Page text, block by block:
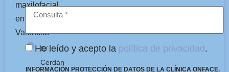
maxilofacial
en
Valencia.
C/
Cerdán
He leído y acepto la política de privacidad .
INFORMACIÓN PROTECCIÓN DE DATOS DE LA CLÍNICA ONFACE.